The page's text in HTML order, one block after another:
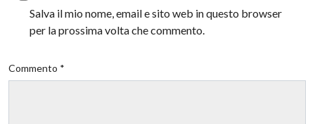
Salva il mio nome, email e sito web in questo browser
per la prossima volta che commento.
Commento *